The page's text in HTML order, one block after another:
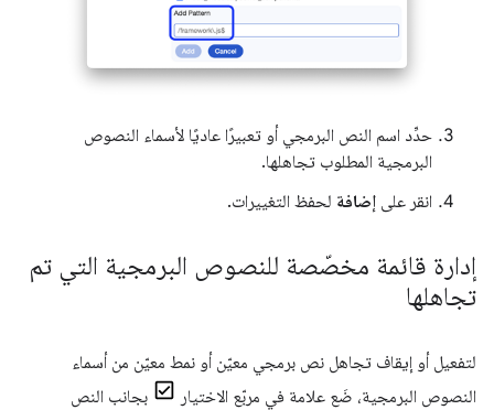
حدِّد اسم النص البرمجي أو تعبيرًا عاديًا لأسماء النصوص
البرمجية المطلوب تجاهلها.
انقر على إضافة لحفظ التغييرات.
إدارة قائمة مخصّصة للنصوص البرمجية التي تم
تجاهلها
لتفعيل أو إيقاف تجاهل نص برمجي معيّن أو نمط معيّن من أسماء
النصوص البرمجية، ضَع علامة في مربّع الاختيار
بجانب النص